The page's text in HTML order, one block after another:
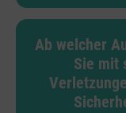
Ab welcher
Sie mit